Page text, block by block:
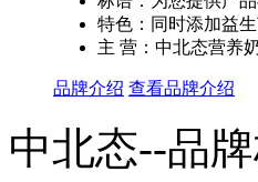
特色：同时添加益
主 营：中北态营养
品牌介绍 查看品牌介绍
中北态--品牌